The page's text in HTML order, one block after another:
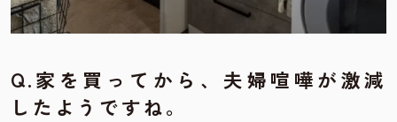
Q.家を買ってから、夫婦喧嘩が激減
したようですね。